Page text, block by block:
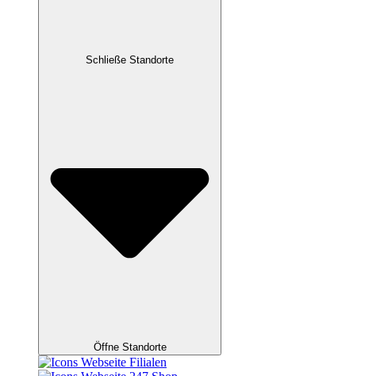
Schließe Standorte
Öffne Standorte